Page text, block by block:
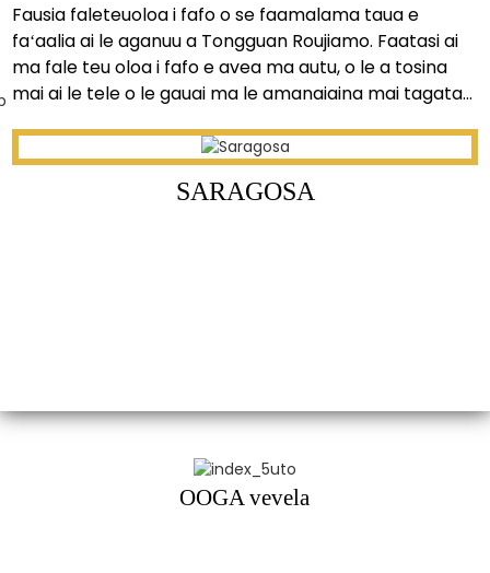
Fausia faleteuoloa i fafo o se faamalama taua e
faʻaalia ai le aganuu a Tongguan Roujiamo. Faatasi ai
ma fale teu oloa i fafo e avea ma autu, o le a tosina
mai ai le tele o le gauai ma le amanaiaina mai tagata
lalolagi mo le Tongguan Roujiamo brand.
SARAGOSA
OOGA vevela